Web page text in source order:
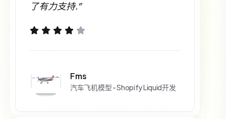
了有力支持.”
Fms
汽车飞机模型 - Shopify Liquid开发